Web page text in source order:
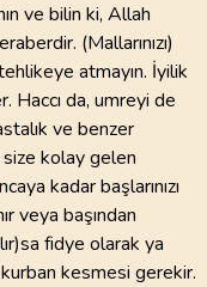
ve bilin ki, Allah
(Mallarınızı)
atmayın. İyilik
Haccı da, umreyi de
ve benzer
kolay gelen
kadar başlarınızı
veya başından
fidye olarak ya
kesmesi gerekir.